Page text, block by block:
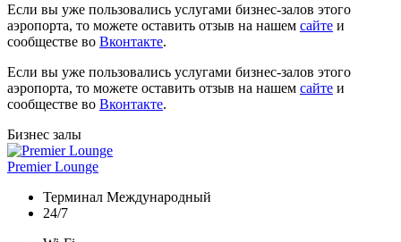
Если вы уже пользовались услугами бизнес-залов этого
аэропорта, то можете оставить отзыв на нашем сайте и
сообществе во Вконтакте.
Если вы уже пользовались услугами бизнес-залов этого
аэропорта, то можете оставить отзыв на нашем сайте и
сообществе во Вконтакте.
Бизнес залы
Premier Lounge
Терминал Международный
24/7